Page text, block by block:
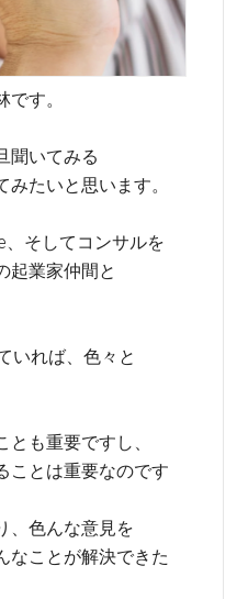
す。
聞いてみる
たいと思います。
、そしてコンサルを
起業家仲間と
いれば、色々と
とも重要ですし、
ことは重要なのです
、色んな意見を
なことが解決できた